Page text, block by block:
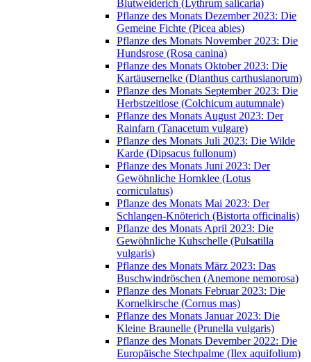
Blutweiderich (Lythrum salicaria)
Pflanze des Monats Dezember 2023: Die
Gemeine Fichte (Picea abies)
Pflanze des Monats November 2023: Die
Hundsrose (Rosa canina)
Pflanze des Monats Oktober 2023: Die
Kartäusernelke (Dianthus carthusianorum)
Pflanze des Monats September 2023: Die
Herbstzeitlose (Colchicum autumnale)
Pflanze des Monats August 2023: Der
Rainfarn (Tanacetum vulgare)
Pflanze des Monats Juli 2023: Die Wilde
Karde (Dipsacus fullonum)
Pflanze des Monats Juni 2023: Der
Gewöhnliche Hornklee (Lotus
corniculatus)
Pflanze des Monats Mai 2023: Der
Schlangen-Knöterich (Bistorta officinalis)
Pflanze des Monats April 2023: Die
Gewöhnliche Kuhschelle (Pulsatilla
vulgaris)
Pflanze des Monats März 2023: Das
Buschwindröschen (Anemone nemorosa)
Pflanze des Monats Februar 2023: Die
Kornelkirsche (Cornus mas)
Pflanze des Monats Januar 2023: Die
Kleine Braunelle (Prunella vulgaris)
Pflanze des Monats Devember 2022: Die
Europäische Stechpalme (Ilex aquifolium)